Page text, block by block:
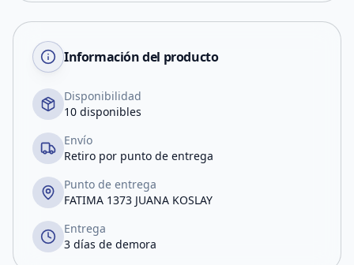
Información del producto
Disponibilidad
10 disponibles
Envío
Retiro por punto de entrega
Punto de entrega
FATIMA 1373 JUANA KOSLAY
Entrega
3 días de demora